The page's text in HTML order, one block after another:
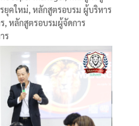
ยุคใหม่, หลักสูตรอบรม ผู้บริหาร
, หลักสูตรอบรมผู้จัดการ
ร